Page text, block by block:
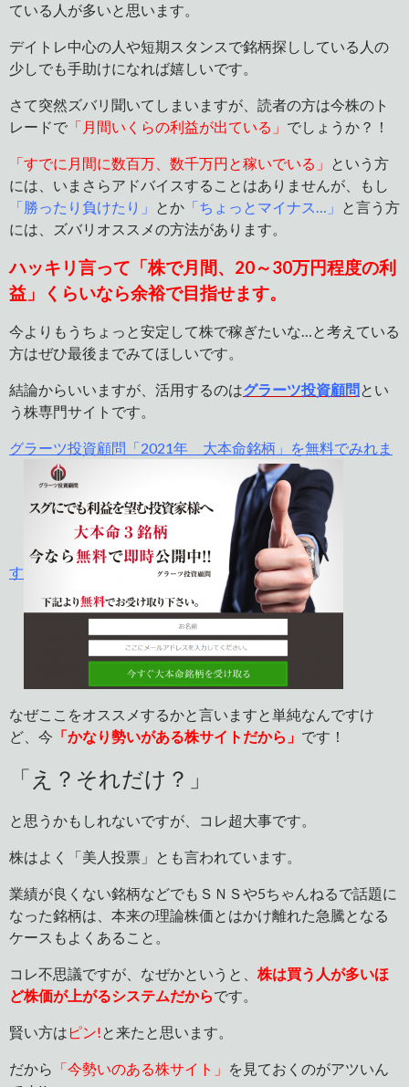
ている人が多いと思います。
デイトレ中心の人や短期スタンスで銘柄探ししている人の
少しでも手助けになれば嬉しいです。
さて突然ズバリ聞いてしまいますが、読者の方は今株のト
レードで 「月間いくらの利益が出ている」 でしょうか？！
「すでに月間に数百万、数千万円と稼いでいる」 という方
には、いまさらアドバイスすることはありませんが、もし
「勝ったり負けたり」 とか 「ちょっとマイナス…」 と言う方
には、ズバリオススメの方法があります。
ハッキリ言って「株で月間、20～30万円程度の利
益」くらいなら余裕で目指せます。
今よりもうちょっと安定して株で稼ぎたいな…と考えている
方はぜひ最後までみてほしいです。
結論からいいますが、活用するのはグラーツ投資顧問 とい
う株専門サイトです。
グラーツ投資顧問「2021年 大本命銘柄」を無料でみれま
す
なぜここをオススメするかと言いますと単純なんですけ
ど、今 「かなり勢いがある株サイトだから」 です！
「え？それだけ？」
と思うかもしれないですが、コレ超大事です。
株はよく「美人投票」とも言われています。
業績が良くない銘柄などでもＳＮＳや5ちゃんねるで話題に
なった銘柄は、本来の理論株価とはかけ離れた急騰となる
ケースもよくあること。
コレ不思議ですが、なぜかというと、 株は買う人が多いほ
ど株価が上がるシステムだからです。
賢い方は ピン!と来たと思います。
だから 「今勢いのある株サイト」 を見ておくのがアツいん